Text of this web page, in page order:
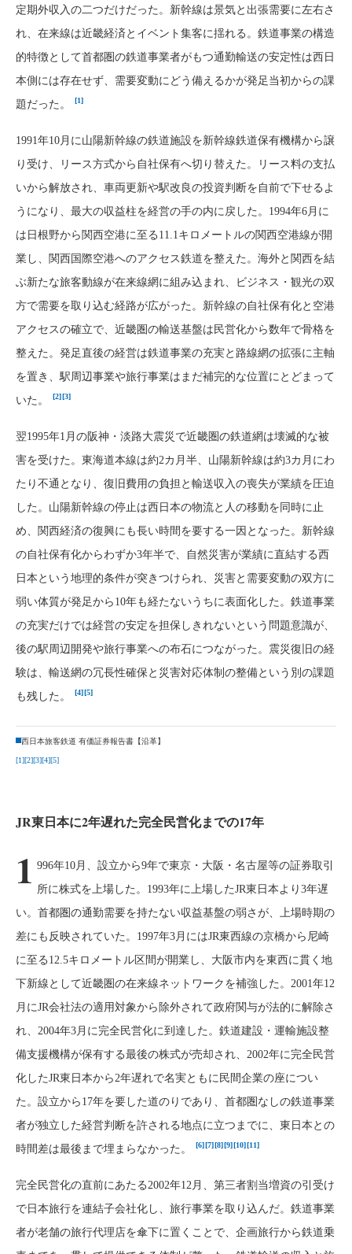
定期外収入の二つだけだった。新幹線は景気と出張需要に左右さ
れ、在来線は近畿経済とイベント集客に揺れる。鉄道事業の構造
的特徴として首都圏の鉄道事業者がもつ通勤輸送の安定性は西日
本側には存在せず、需要変動にどう備えるかが発足当初からの課
題だった。
[1]
1991年10月に山陽新幹線の鉄道施設を新幹線鉄道保有機構から譲
り受け、リース方式から自社保有へ切り替えた。リース料の支払
いから解放され、車両更新や駅改良の投資判断を自前で下せるよ
うになり、最大の収益柱を経営の手の内に戻した。1994年6月に
は日根野から関西空港に至る11.1キロメートルの関西空港線が開
業し、関西国際空港へのアクセス鉄道を整えた。海外と関西を結
ぶ新たな旅客動線が在来線網に組み込まれ、ビジネス・観光の双
方で需要を取り込む経路が広がった。新幹線の自社保有化と空港
アクセスの確立で、近畿圏の輸送基盤は民営化から数年で骨格を
整えた。発足直後の経営は鉄道事業の充実と路線網の拡張に主軸
を置き、駅周辺事業や旅行事業はまだ補完的な位置にとどまって
いた。
[2][3]
翌1995年1月の阪神・淡路大震災で近畿圏の鉄道網は壊滅的な被
害を受けた。東海道本線は約2カ月半、山陽新幹線は約3カ月にわ
たり不通となり、復旧費用の負担と輸送収入の喪失が業績を圧迫
した。山陽新幹線の停止は西日本の物流と人の移動を同時に止
め、関西経済の復興にも長い時間を要する一因となった。新幹線
の自社保有化からわずか3年半で、自然災害が業績に直結する西
日本という地理的条件が突きつけられ、災害と需要変動の双方に
弱い体質が発足から10年も経たないうちに表面化した。鉄道事業
の充実だけでは経営の安定を担保しきれないという問題意識が、
後の駅周辺開発や旅行事業への布石につながった。震災復旧の経
験は、輸送網の冗長性確保と災害対応体制の整備という別の課題
も残した。
[4][5]
西日本旅客鉄道 有価証券報告書【沿革】
[1][2][3][4][5]
JR東日本に2年遅れた完全民営化までの17年
1 996年10月、設立から9年で東京・大阪・名古屋等の証券取引
所に株式を上場した。1993年に上場したJR東日本より3年遅
い。首都圏の通勤需要を持たない収益基盤の弱さが、上場時期の
差にも反映されていた。1997年3月にはJR東西線の京橋から尼崎
に至る12.5キロメートル区間が開業し、大阪市内を東西に貫く地
下新線として近畿圏の在来線ネットワークを補強した。2001年12
月にJR会社法の適用対象から除外されて政府関与が法的に解除さ
れ、2004年3月に完全民営化に到達した。鉄道建設・運輸施設整
備支援機構が保有する最後の株式が売却され、2002年に完全民営
化したJR東日本から2年遅れで名実ともに民間企業の座につい
た。設立から17年を要した道のりであり、首都圏なしの鉄道事業
者が独立した経営判断を許される地点に立つまでに、東日本との
時間差は最後まで埋まらなかった。
[6] [7] [8] [9] [10] [11]
完全民営化の直前にあたる2002年12月、第三者割当増資の引受け
で日本旅行を連結子会社化し、旅行事業を取り込んだ。鉄道事業
者が老舗の旅行代理店を傘下に置くことで、企画旅行から鉄道乗